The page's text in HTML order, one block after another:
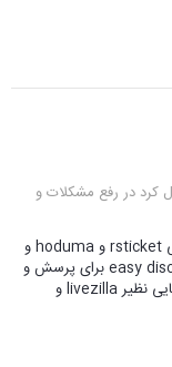
رفع مشکلات و
با سلام افزونه های معروف برای ارسال تیکت و پشتیبانی rsticket و hoduma و
joom connect و ... هستند همچنین میتونید از easy discuss برای پرسش و
پاسخ هاتون استفاده کنید ضمنا میتونید از اسکریپت هایی نظیر livezilla و